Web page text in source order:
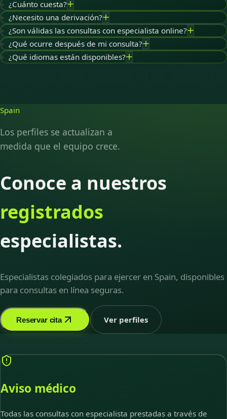
¿Cuánto cuesta?
¿Necesito una derivación?
¿Son válidas las consultas con especialista online?
¿Qué ocurre después de mi consulta?
¿Qué idiomas están disponibles?
Spain
Los perfiles se actualizan a
medida que el equipo crece.
Conoce a nuestros
registrados
especialistas.
Especialistas colegiados para ejercer en Spain, disponibles
para consultas en línea seguras.
Reservar cita Ver perfiles
Aviso médico
Todas las consultas con especialista prestadas a través de